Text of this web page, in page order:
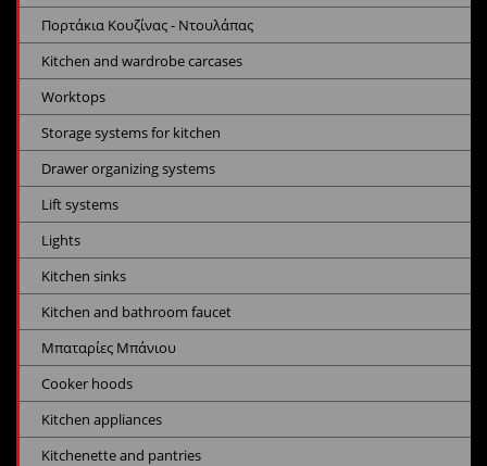
Πορτάκια Κουζίνας - Ντουλάπας
Kitchen and wardrobe carcases
Worktops
Storage systems for kitchen
Drawer organizing systems
Lift systems
Lights
Kitchen sinks
Kitchen and bathroom faucet
Μπαταρίες Μπάνιου
Cooker hoods
Kitchen appliances
Kitchenette and pantries